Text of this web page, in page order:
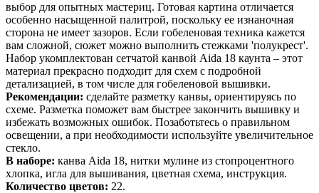
выбор для опытных мастериц. Готовая картина отличается
особенно насыщенной палитрой, поскольку ее изнаночная
сторона не имеет зазоров. Если гобеленовая техника кажется
вам сложной, сюжет можно выполнить стежками 'полукрест'.
Набор укомплектован сетчатой канвой Aida 18 каунта – этот
материал прекрасно подходит для схем с подробной
детализацией, в том числе для гобеленовой вышивки.
Рекомендации: сделайте разметку канвы, ориентируясь по
схеме. Разметка поможет вам быстрее закончить вышивку и
избежать возможных ошибок. Позаботьтесь о правильном
освещении, а при необходимости используйте увеличительное
стекло.
В наборе: канва Aida 18, нитки мулине из стопроцентного
хлопка, игла для вышивания, цветная схема, инструкция.
Количество цветов: 22.